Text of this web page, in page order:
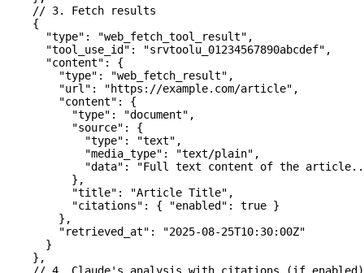
    // 3. Fetch results
    {
      "type"
: "web_fetch_tool_result" ,
      "tool_use_id"
: "srvtoolu_01234567890abcdef" ,
      "content"
: {
        "type"
: "web_fetch_result" ,
        "url"
: "https://example.com/article" ,
        "content"
: {
          "type"
: "document" ,
          "source"
: {
            "type"
: "text" ,
            "media_type"
: "text/plain" ,
            "data"
:
"Full text content of the
          },
          "title"
: "Article Title" ,
          "citations"
: { "enabled" : true }
        },
        "retrieved_at"
:
"2025-08-25T10:30:00Z"
      }
    },